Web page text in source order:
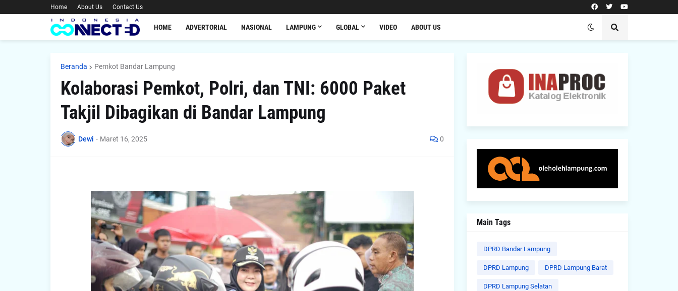
Home About Us Contact Us
HOME ADVERTORIAL NASIONAL LAMPUNG GLOBAL VIDEO ABOUT US
Beranda Pemkot Bandar Lampung
Kolaborasi Pemkot, Polri, dan TNI: 6000 Paket
Takjil Dibagikan di Bandar Lampung
Dewi - Maret 16, 2025 0
Main Tags
DPRD Bandar Lampung
DPRD Lampung DPRD Lampung Barat
DPRD Lampung Selatan